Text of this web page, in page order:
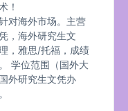
！
对海外市场。主营
，海外研究生文
，雅思/托福，成绩
学位范围（国外大
外研究生文凭办